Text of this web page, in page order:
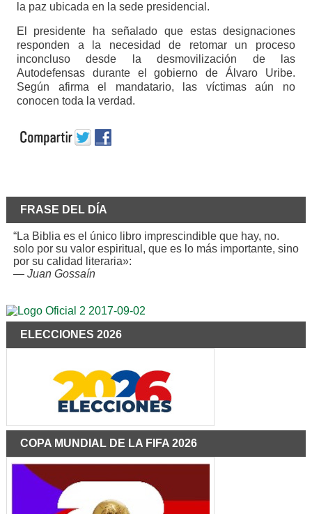
la paz ubicada en la sede presidencial.
El presidente ha señalado que estas designaciones
responden a la necesidad de retomar un proceso
inconcluso desde la desmovilización de las
Autodefensas durante el gobierno de Álvaro Uribe.
Según afirma el mandatario, las víctimas aún no
conocen toda la verdad.
FRASE DEL DÍA
“La Biblia es el único libro imprescindible que hay, no.
solo por su valor espiritual, que es lo más importante, sino
por su calidad literaria»:
— Juan Gossaín
ELECCIONES 2026
COPA MUNDIAL DE LA FIFA 2026